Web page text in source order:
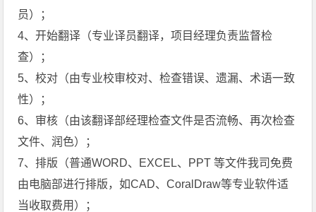
员）；
4、开始翻译（专业译员翻译，项目经理负责监督检
查）；
5、校对（由专业校审校对、检查错误、遗漏、术语一致
性）；
6、审核（由该翻译部经理检查文件是否流畅、再次检查
文件、润色）；
7、排版（普通WORD、EXCEL、PPT 等文件我司免费
由电脑部进行排版，如CAD、CoralDraw等专业软件适
当收取费用）；